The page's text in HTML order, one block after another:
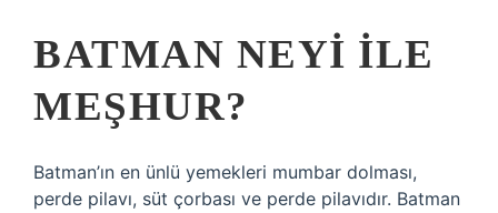
BATMAN NEYI ILE
MEŞHUR?
Batman’ın en ünlü yemekleri mumbar dolması,
perde pilavı, süt çorbası ve perde pilavıdır. Batman